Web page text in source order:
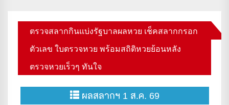
ตรวจสลากกินแบ่งรัฐบาลผลหวย เช็คสลากกรอก
ตัวเลข ใบตรวจหวย พร้อมสถิติหวยย้อนหลัง
ตรวจหวยเร็วๆ ทันใจ